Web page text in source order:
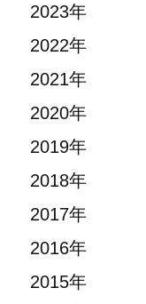
2023年
2022年
2021年
2020年
2019年
2018年
2017年
2016年
2015年